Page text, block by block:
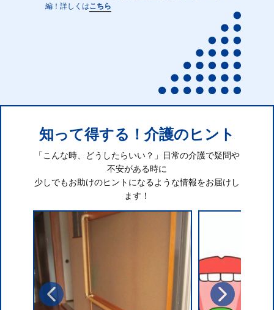
編！詳しくはこちら
知って得する！介護のヒント
「こんな時、どうしたらいい？」日常の介護で疑問や
不安がある時に
少しでもお助けのヒントになるような情報をお届けし
ます！